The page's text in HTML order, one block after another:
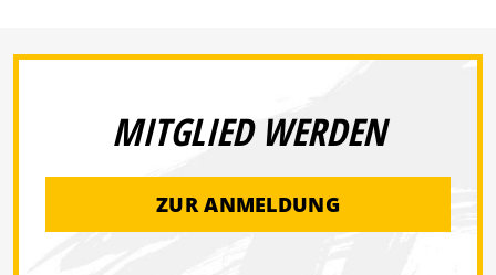
MITGLIED WERDEN
ZUR ANMELDUNG